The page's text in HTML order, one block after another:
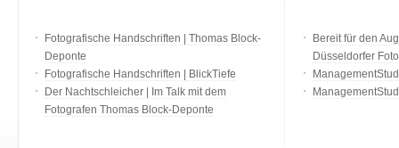
Fotografische Handschriften | Thomas Block-
Deponte
Fotografische Handschriften | BlickTiefe
Der Nachtschleicher | Im Talk mit dem
Fotografen Thomas Block-Deponte
Bereit für den
Düsseldorfer